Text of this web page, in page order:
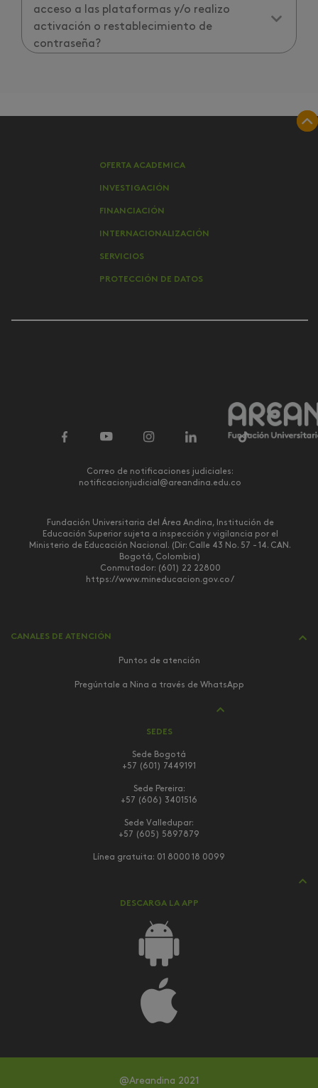
acceso a las plataformas y/o realizo
activación o restablecimiento de
contraseña?
OFERTA ACADEMICA
INVESTIGACIÓN
FINANCIACIÓN
INTERNACIONALIZACIÓN
SERVICIOS
PROTECCIÓN DE DATOS
Correo de notificaciones judiciales:
notificacionjudicial@areandina.edu.co
Fundación Universitaria del Área Andina, Institución de
Educación Superior sujeta a inspección y vigilancia por el
Ministerio de Educación Nacional. (Dir: Calle 43 No. 57 - 14. CAN.
Bogotá, Colombia)
Conmutador: (601) 22 22800
https://www.mineducacion.gov.co/
CANALES DE ATENCIÓN
Puntos de atención
Pregúntale a Nina a través de WhatsApp
SEDES
Sede Bogotá
+57 (601) 7449191
Sede Pereira:
+57 (606) 3401516
Sede Valledupar:
+57 (605) 5897879
Línea gratuita: 01 8000 18 0099
DESCARGA LA APP
@Areandina 2021